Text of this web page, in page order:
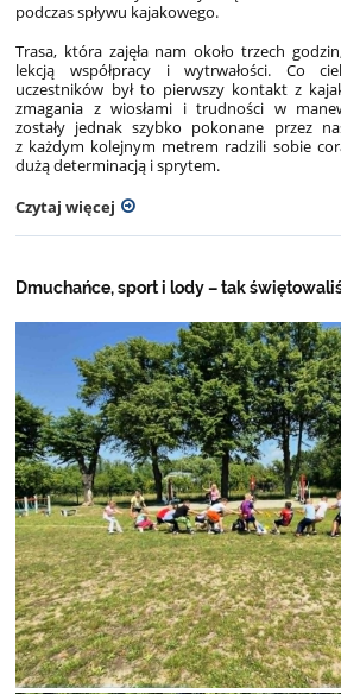
podczas spływu kajakowego.
Trasa, która zajęła nam około trzech
lekcją współpracy i wytrwałości. Co
uczestników był to pierwszy kontakt z
zmagania z wiosłami i trudności w
zostały jednak szybko pokonane przez
z każdym kolejnym metrem radzili sobie
dużą determinacją i sprytem.
Czytaj więcej
Dmuchańce, sport i lody – tak